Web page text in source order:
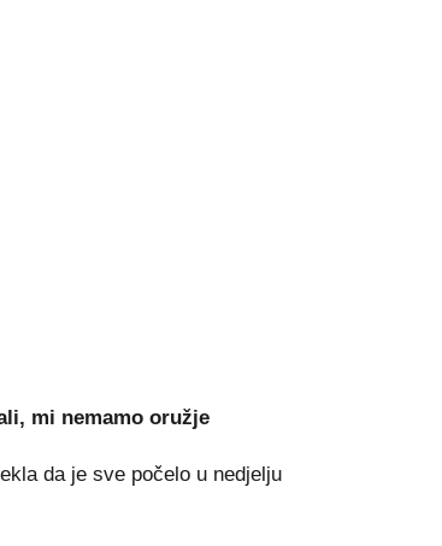
mi nemamo oružje
da je sve počelo u nedjelju